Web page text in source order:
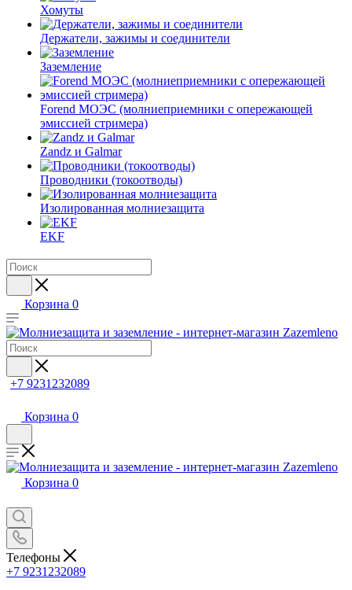
Хомуты
Держатели, зажимы и соединители
Заземление
Forend МОЭС (молниеприемники с опережающей
эмиссией стримера)
Zandz и Galmar
Проводники (токоотводы)
Изолированная молниезащита
EKF
Корзина 0
+7 9231232089
Корзина 0
Корзина 0
Телефоны
+7 9231232089